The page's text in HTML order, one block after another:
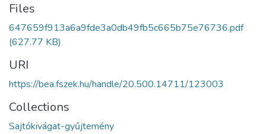
Files
647659f913a6a9fde3a0db49fb5c665b75e76736.pdf
(627.77 KB)
URI
https://bea.fszek.hu/handle/20.500.14711/123003
Collections
Sajtókivágat-gyűjtemény